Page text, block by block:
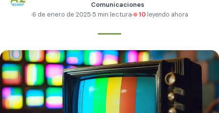
Comunicaciones
6 de enero de 2025 5 min lectura 10 leyendo ahora